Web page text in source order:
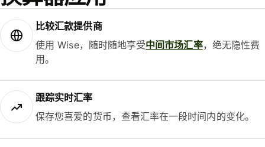
比较汇款提供商
使用 Wise，随时随地享受中间市场汇率，绝无隐性费
用。
跟踪实时汇率
保存您喜爱的货币，查看汇率在一段时间内的变化。